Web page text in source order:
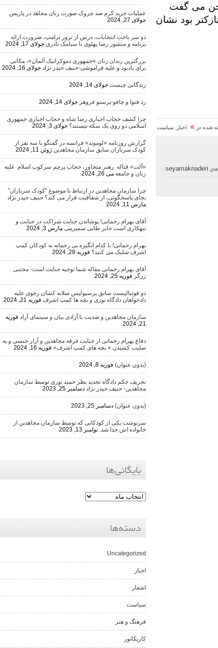
گفت
بود نشان
» اخبار ,سیاست
عملیات خرید کرم ضد چروک صورت زنان مجاهد در پاریس
جولای 27, 2024
دو سر باخت انتخابات، درس از ترور ترامپ، ضرورت ارائه
برنامه و منشور رضا پهلوی با سیامک نادری جولای 17, 2024
بزرگترین زندان زنان «جمهوری دموکراتیک آلمان»، مکانی
برای یادبود و علیه فراموشی-حنیف حیدر نژاد جولای 16, 2024
زندگانی چیست جولای 14, 2024
رد فتوا و چاقو-پرستو فروهر جولای 14, 2024
چرا کشف حجاب اجباری رضا شاه و حجاب اجباری جمهوری
اسلامی دو روی یک سکه نیستند؟ جولای 3, 2024
گزارش روزنامه «لوموند» فرانسه در گفتگو با سه نفر از
کودک سربازان سابق سازمان مجاهدین ژوئن 11, 2024
«آلت» قتاله رهبر متجاوز، حجاب پرچم سرکوب اسلام علیه
زنان و جامعه می 26, 2024
چرا سازمان مجاهدین در ارتباط با موضوع “کودک سربازان”
بجای پاسخگوئی، از شفافیت فرار می کند؟ حنیف حیدر نژاد
آقای بهرام رحمانی! پوشاندن جنایت شراکت در جنایت و
تبهکاری است جابر طایی سمیرمی مارس 3, 2024
بهرام رحمانی! با کدام انگیزه بی رحمانه به کودکان کمپ
اشرف شلیک می کنید؟ فوریه 28, 2024
آقای بهرام رحمانی مقاله شما توجیه جنایت است- مجتبی
فوریه 25, 2024
دو فوتبالیست سابق پرسپولیس صلابه کشان رجوی علیه
دادخواهان دادگاه نوری و بچه ها کمپ اشرف فوریه 21, 2024
سازمان مجاهدین و ضدیت با آزادی بیان و سینمای آزاد فوریه
دفاع بهرام رحمانی از جنایت فرقه مجاهدین و آزار جنسی و به
صلیب کشیدن « بچه های کمپ اشرف» فوریه 16, 2024
(بدون عنوان) فوریه 8, 2024
تحریف حکم دادگاه تجدید نظر حمید نوری توسط سازمان
مجاهدین- حنیف حیدر نژاد دسامبر 25, 2023
(بدون عنوان) دسامبر 25, 2023
سرنوشت یکی از کودکانی که توسط سازمان مجاهدین از
خانواده اش جدا شد. نوامبر 13, 2023
بایگانی‌ها
دسته‌ها
Uncategorized
فرهنگ و هنر
کاریکاتور